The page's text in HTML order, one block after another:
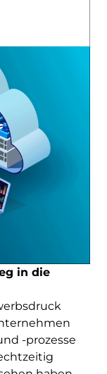
in die
-prozesse